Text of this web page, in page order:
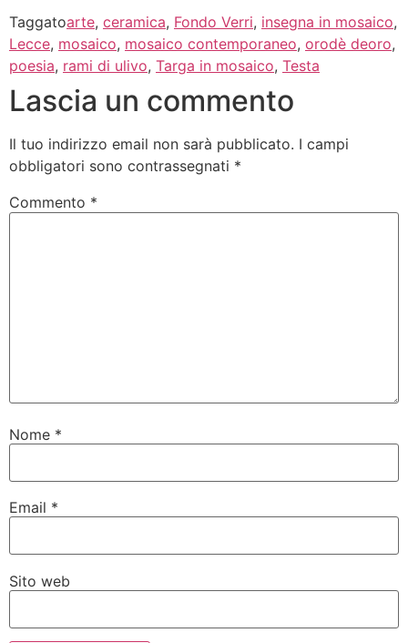
Taggatoarte, ceramica, Fondo Verri, insegna in mosaico,
Lecce, mosaico, mosaico contemporaneo, orodè deoro,
poesia, rami di ulivo, Targa in mosaico, Testa
Lascia un commento
Il tuo indirizzo email non sarà pubblicato. I campi
obbligatori sono contrassegnati *
Commento *
Nome *
Email *
Sito web